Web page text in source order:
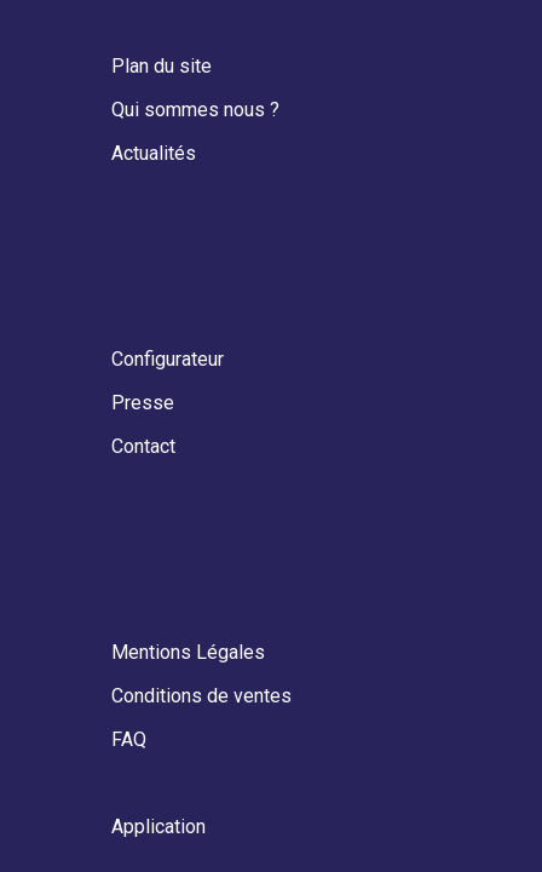
Plan du site
Qui sommes nous ?
Actualités
Configurateur
Presse
Contact
Mentions Légales
Conditions de ventes
FAQ
Application